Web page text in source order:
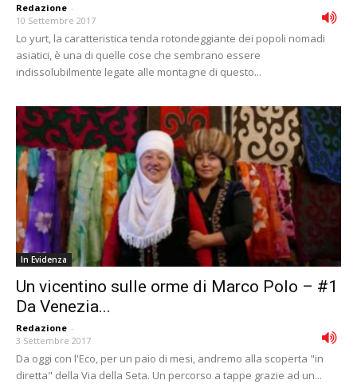
Redazione -
10 Settembre 2017
Lo yurt, la caratteristica tenda rotondeggiante dei popoli nomadi
asiatici, è una di quelle cose che sembrano essere
indissolubilmente legate alle montagne di questo...
In Evidenza
Un vicentino sulle orme di Marco Polo – #1
Da Venezia...
Redazione -
3 Settembre 2017
Da oggi con l'Eco, per un paio di mesi, andremo alla scoperta "in
diretta" della Via della Seta. Un percorso a tappe grazie ad un...